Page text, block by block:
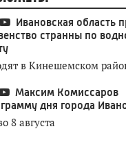
Ивановская область
странны по
в Кинешемском
Максим Комиссаров
дня города
8 августа